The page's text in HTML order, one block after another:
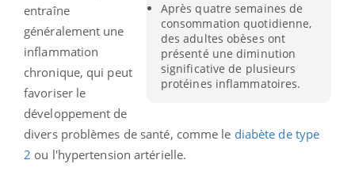
Après quatre semaines de
consommation quotidienne,
des adultes obèses ont
présenté une diminution
significative de plusieurs
protéines inflammatoires.
entraîne
généralement une
inflammation
chronique, qui peut
favoriser le
développement de
divers problèmes de santé, comme le diabète de type
2 ou l'hypertension artérielle.